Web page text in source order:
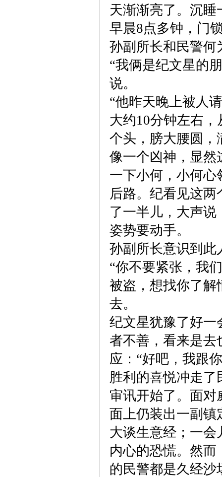
天渐渐亮了。沉
早晨8点多钟，门
孙副所长和民警何
“我俩是纪文星的
说。
“他昨天晚上被人
大约10分钟左右
个头，膀大腰圆，
像一个凶神，显然
一下小何，小何
后路。纪看见这
了一半儿，大声说
姿势要动手。
孙副所长意识到此
“你不要紧张，我
被盗，想找你了解
去。
纪文星犹豫了好一
者不善，看来是去
应：“好吧，我跟
胜利的喜悦冲走
审讯开始了。面
面上仍装出一副镇
大谈生意经；一
内心的恐慌。然
的民警都是久经